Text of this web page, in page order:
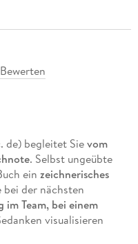
Bewerten
de) begleitet Sievom
. Selbst ungeübte
ein zeichnerisches
der nächsten
Team, bei einem
visualisieren